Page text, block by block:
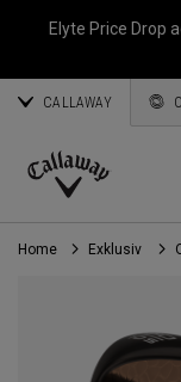
Elyte Price Drop
CALLAWAY
Callaway
Golf
Home Exklusiv